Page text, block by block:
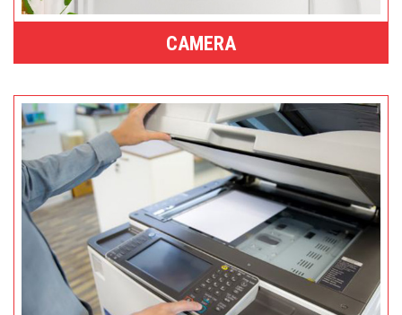
CAMERA